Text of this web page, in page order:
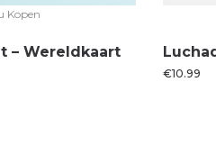
Kopen
– Wereldkaart
€10.99